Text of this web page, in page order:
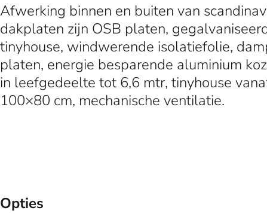
Afwerking binnen en buiten van
dakplaten zijn OSB platen,
tinyhouse, windwerende isolatiefolie,
platen, energie besparende aluminium
in leefgedeelte tot 6,6 mtr, tinyhouse
100×80 cm, mechanische ventilatie.
Opties